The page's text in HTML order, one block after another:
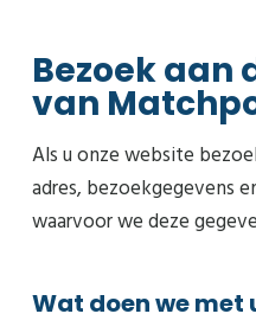
Bezoek aan
van
Als u onze website
adres, bezoekgegevens
waarvoor we deze
Wat doen we met